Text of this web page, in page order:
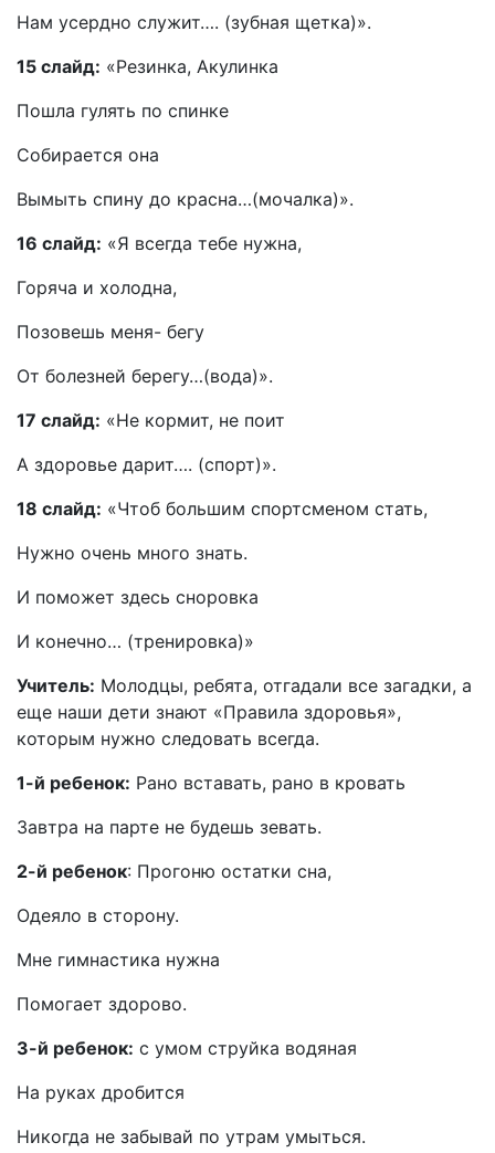
Нам усердно служит…. (зубная щетка)».
15 слайд: «Резинка, Акулинка
Пошла гулять по спинке
Собирается она
Вымыть спину до красна…(мочалка)».
16 слайд: «Я всегда тебе нужна,
Горяча и холодна,
Позовешь меня- бегу
От болезней берегу…(вода)».
17 слайд: «Не кормит, не поит
А здоровье дарит…. (спорт)».
18 слайд: «Чтоб большим спортсменом стать,
Нужно очень много знать.
И поможет здесь сноровка
И конечно… (тренировка)»
Учитель: Молодцы, ребята, отгадали все загадки, а
еще наши дети знают «Правила здоровья»,
которым нужно следовать всегда.
1-й ребенок: Рано вставать, рано в кровать
Завтра на парте не будешь зевать.
2-й ребенок: Прогоню остатки сна,
Одеяло в сторону.
Мне гимнастика нужна
Помогает здорово.
3-й ребенок: с умом струйка водяная
На руках дробится
Никогда не забывай по утрам умыться.